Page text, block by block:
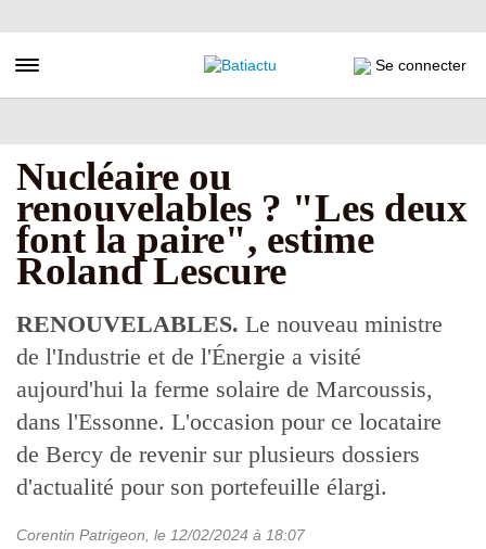
au
principal
Toggle navigation Se connecter
Nucléaire ou
renouvelables ? "Les deux
font la paire", estime
Roland Lescure
RENOUVELABLES. Le nouveau ministre
de l'Industrie et de l'Énergie a visité
aujourd'hui la ferme solaire de Marcoussis,
dans l'Essonne. L'occasion pour ce locataire
de Bercy de revenir sur plusieurs dossiers
d'actualité pour son portefeuille élargi.
Corentin Patrigeon , le 12/02/2024 à 18:07